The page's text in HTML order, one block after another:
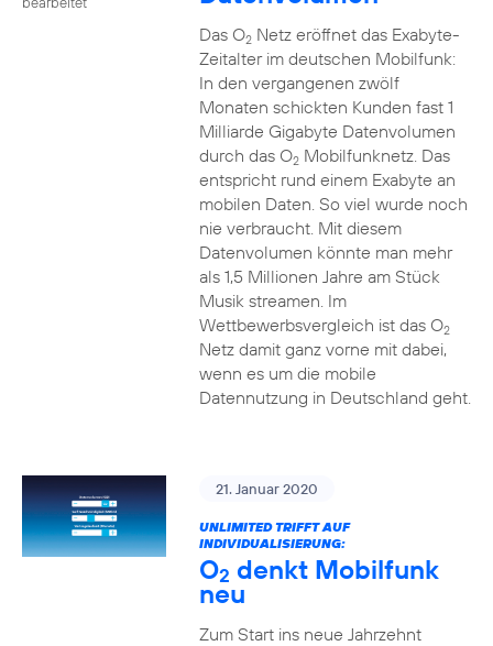
Das O2Netz eröffnet das Exabyte-
Zeitalter im deutschen Mobilfunk:
In den vergangenen zwölf
Monaten schickten Kunden fast 1
Milliarde Gigabyte Datenvolumen
durch das O2Mobilfunknetz. Das
entspricht rund einem Exabyte an
mobilen Daten. So viel wurde noch
nie verbraucht. Mit diesem
Datenvolumen könnte man mehr
als 1,5 Millionen Jahre am Stück
Musik streamen. Im
Wettbewerbsvergleich ist das O2
Netz damit ganz vorne mit dabei,
wenn es um die mobile
Datennutzung in Deutschland geht.
21. Januar 2020
UNLIMITED TRIFFT AUF
INDIVIDUALISIERUNG:
O2 denkt Mobilfunk
neu
Zum Start ins neue Jahrzehnt